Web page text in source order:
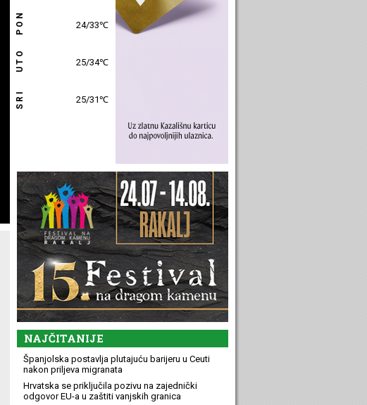
PON 26/31℃
UTO 26/32℃
SRI 26/30℃
NAJČITANIJE
Španjolska postavlja plutajuću barijeru u Ceuti
nakon priljeva migranata
Hrvatska se priključila pozivu na zajednički
odgovor EU-a u zaštiti vanjskih granica